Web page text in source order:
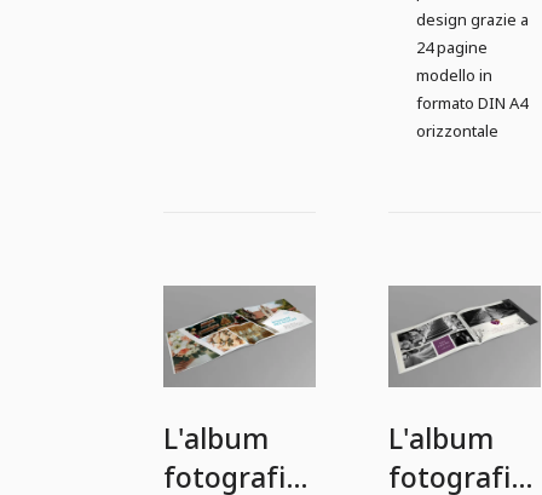
design grazie a
24 pagine
modello in
formato DIN A4
orizzontale
L'album
fotografico
L'album
fotografico